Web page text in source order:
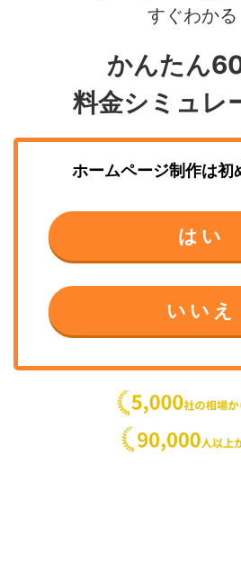
すぐわかる
かんたん
料金シミュレ
ホームページ制作は初
はい
いいえ